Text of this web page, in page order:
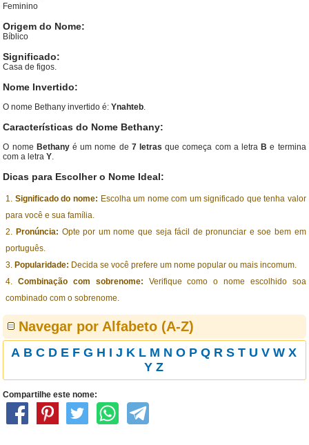
Feminino
Origem do Nome:
Bíblico
Significado:
Casa de figos.
Nome Invertido:
O nome Bethany invertido é:Ynahteb.
Características do Nome Bethany:
O nome Bethanyé um nome de 7 letras que começa com a letra B e termina
com a letraY.
Dicas para Escolher o Nome Ideal:
Significado do nome: Escolha um nome com um significado que tenha valor
para você e sua família.
Pronúncia: Opte por um nome que seja fácil de pronunciar e soe bem em
português.
Popularidade: Decida se você prefere um nome popular ou mais incomum.
Combinação com sobrenome: Verifique como o nome escolhido soa
combinado com o sobrenome.
Navegar por Alfabeto (A-Z)
A B C D E F G H I J K L M N O P Q R S T U V W X
Y Z
Compartilhe este nome: